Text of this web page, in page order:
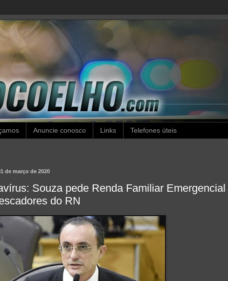
Anuncie conosco Links Telefones úteis
de março de 2020
Souza pede Renda Familiar Emergencial
do RN